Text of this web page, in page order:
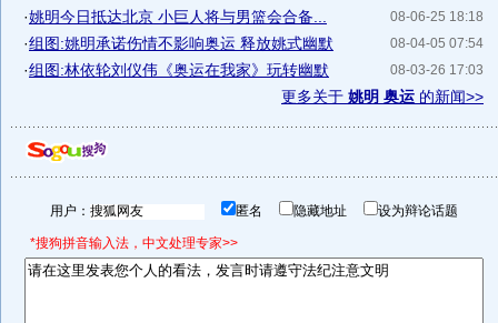
08-06-25 18:18
·姚明今日抵达北京 小巨人将与男篮会合备...
08-04-05 07:54
·组图:姚明承诺伤情不影响奥运 释放姚式幽默
08-03-26 17:03
·组图:林依轮刘仪伟《奥运在我家》玩转幽默
更多关于 姚明 奥运 的新闻>>
用户： 匿名 隐藏地址 设为辩论话题
*搜狗拼音输入法，中文处理专家>>